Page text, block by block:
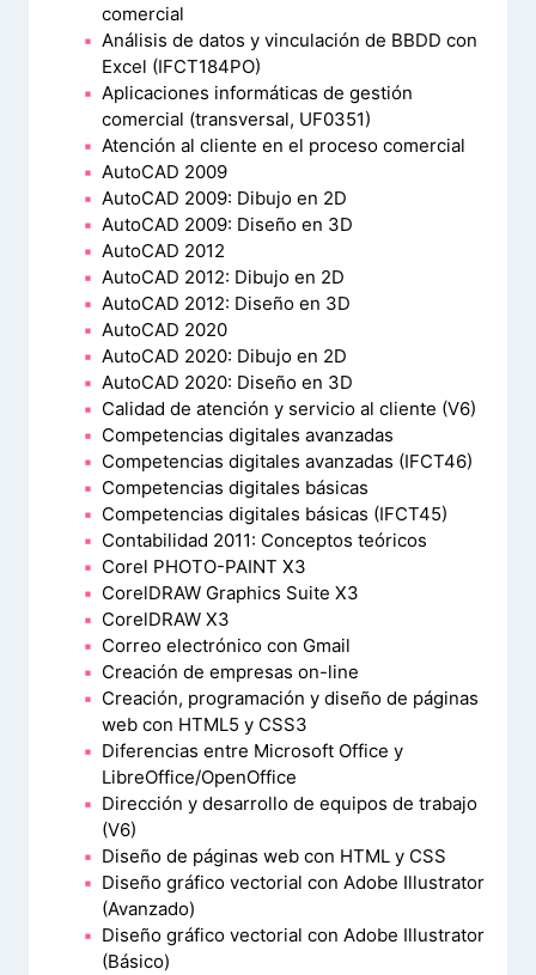
comercial
Análisis de datos y vinculación de BBDD con
Excel (IFCT184PO)
Aplicaciones informáticas de gestión
comercial (transversal, UF0351)
Atención al cliente en el proceso comercial
AutoCAD 2009
AutoCAD 2009: Dibujo en 2D
AutoCAD 2009: Diseño en 3D
AutoCAD 2012
AutoCAD 2012: Dibujo en 2D
AutoCAD 2012: Diseño en 3D
AutoCAD 2020
AutoCAD 2020: Dibujo en 2D
AutoCAD 2020: Diseño en 3D
Calidad de atención y servicio al cliente (V6)
Competencias digitales avanzadas
Competencias digitales avanzadas (IFCT46)
Competencias digitales básicas
Competencias digitales básicas (IFCT45)
Contabilidad 2011: Conceptos teóricos
Corel PHOTO-PAINT X3
CorelDRAW Graphics Suite X3
CorelDRAW X3
Correo electrónico con Gmail
Creación de empresas on-line
Creación, programación y diseño de páginas
web con HTML5 y CSS3
Diferencias entre Microsoft Office y
LibreOffice/OpenOffice
Dirección y desarrollo de equipos de trabajo
(V6)
Diseño de páginas web con HTML y CSS
Diseño gráfico vectorial con Adobe Illustrator
(Avanzado)
Diseño gráfico vectorial con Adobe Illustrator
(Básico)